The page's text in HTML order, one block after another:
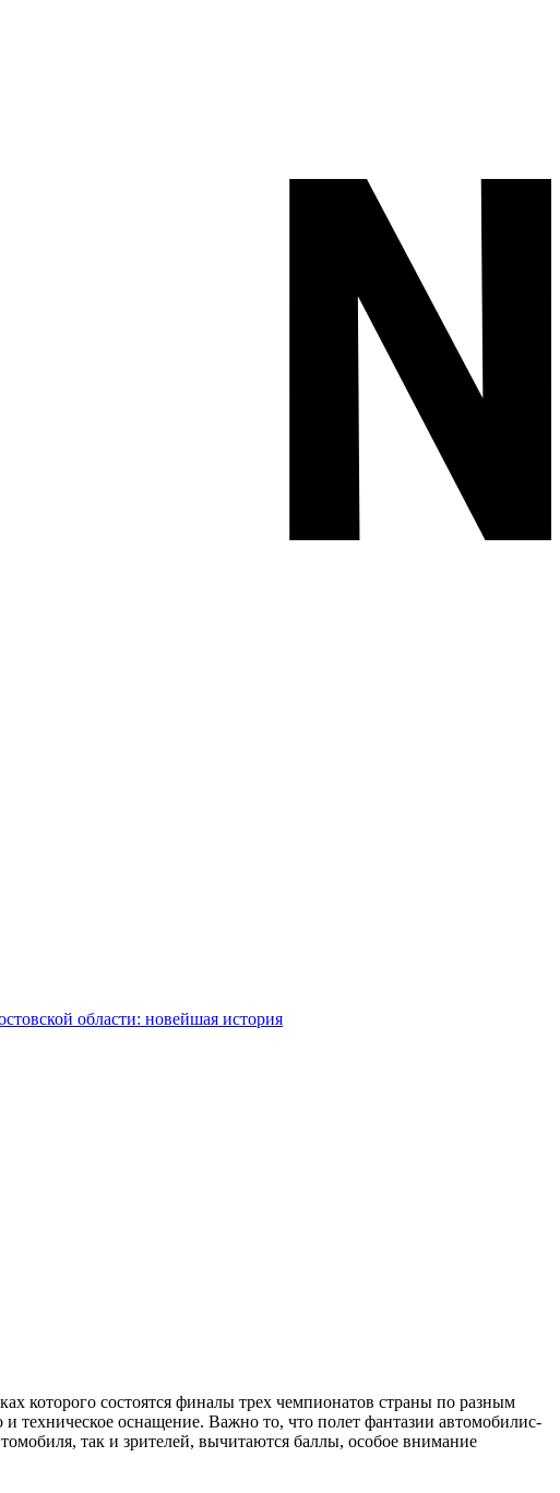
области: новейшая история
которого состоятся финалы трех чемпионатов страны по разным
техническое оснащение. Важно то, что полет фантазии автомобилис­
так и зрителей, вычитаются баллы, особое внимание